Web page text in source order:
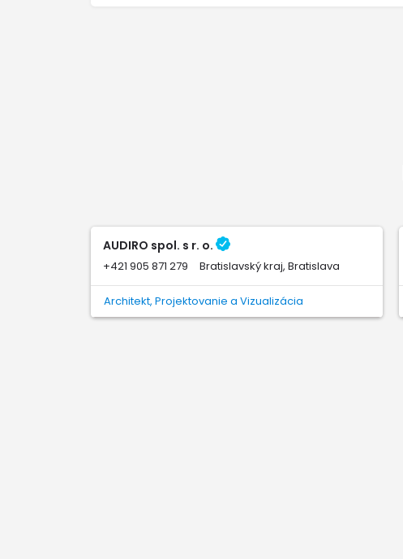
AUDIRO spol. s r. o.
+421 905 871 279 Bratislavský kraj, Bratislava
Architekt, Projektovanie a Vizualizácia